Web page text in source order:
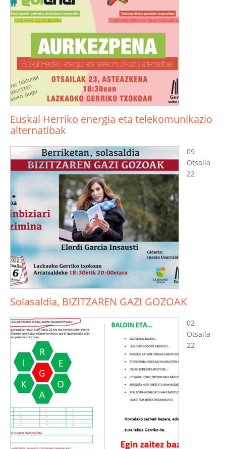
Euskal Herriko energia eta telekomunikazio
alternatibak
09
Otsaila
22
Solasaldia, BIZITZAREN GAZI GOZOAK
02
Otsaila
22